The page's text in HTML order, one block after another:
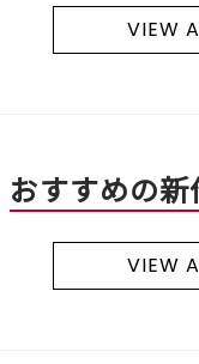
VIEW
おすすめの
VIEW